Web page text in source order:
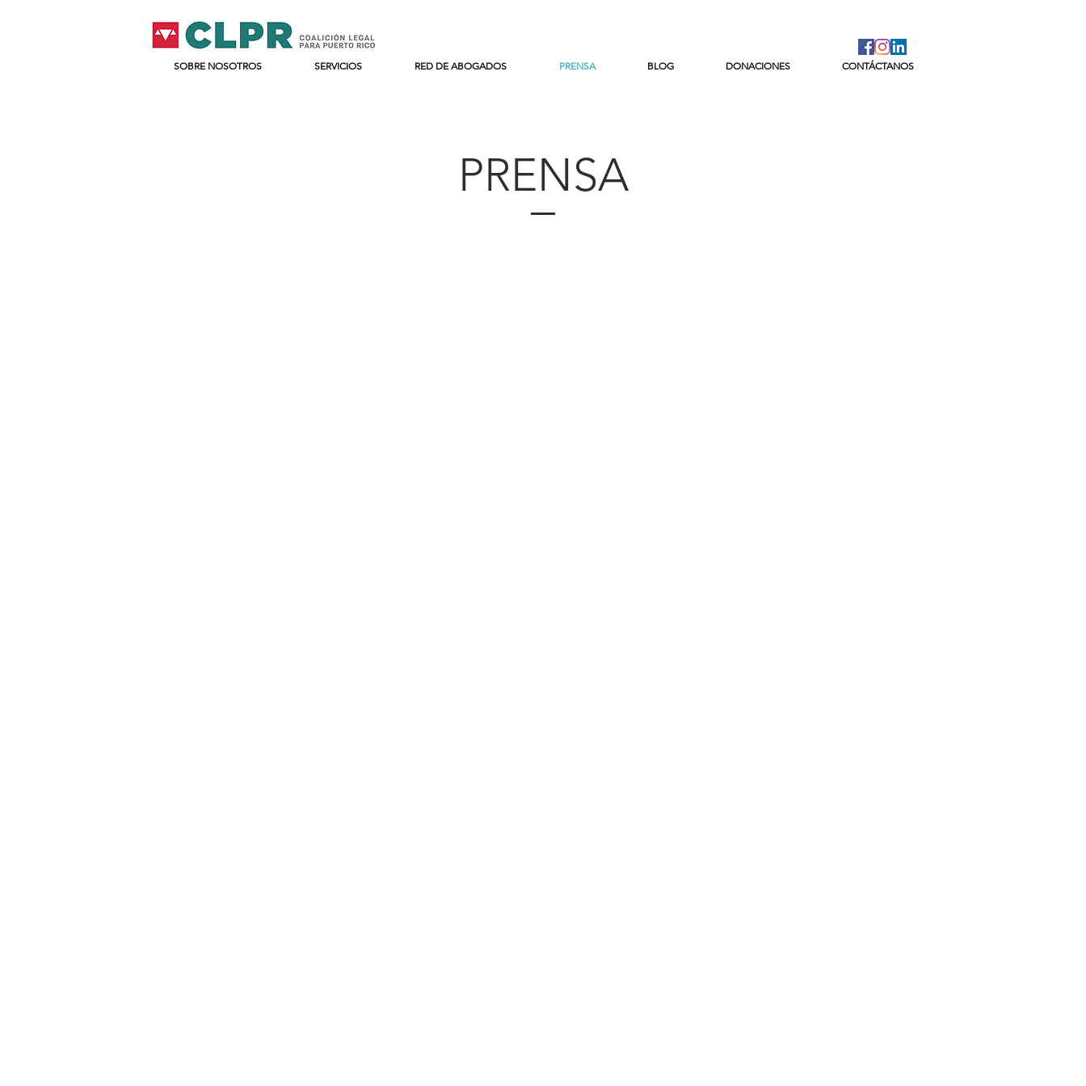
SOBRE NOSOTROS SERVICIOS RED DE ABOGADOS PRENSA BLOG DONACIONES CONTÁCTANOS
PRENSA